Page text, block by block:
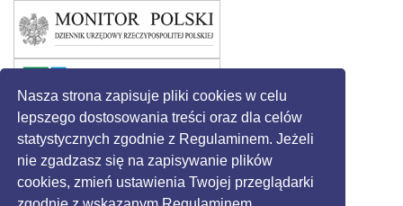
Nasza strona zapisuje pliki cookies w celu
lepszego dostosowania treści oraz dla celów
statystycznych zgodnie z Regulaminem. Jeżeli
nie zgadzasz się na zapisywanie plików
cookies, zmień ustawienia Twojej przeglądarki